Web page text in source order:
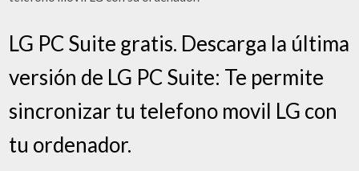
LG PC Suite gratis. Descarga la última
versión de LG PC Suite: Te permite
sincronizar tu telefono movil LG con
tu ordenador.